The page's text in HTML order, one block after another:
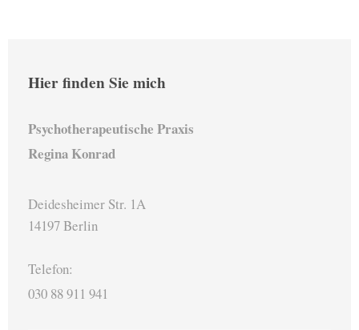
Hier finden Sie mich
Psychotherapeutische Praxis
Regina Konrad
Deidesheimer Str. 1A
14197 Berlin
Telefon:
030 88 911 941